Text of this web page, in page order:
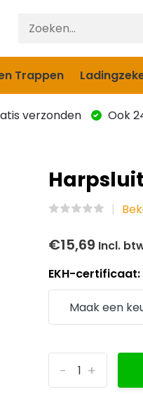
Trappen
verzonden Ook
€15,69 Incl.
EKH-certificaat:
+
-